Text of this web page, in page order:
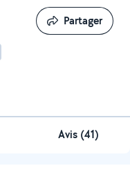
Partager
Partager
Avis (41)